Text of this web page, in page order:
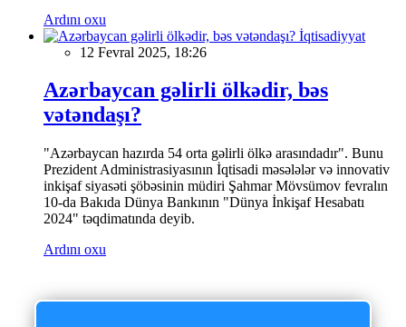
Ardını oxu
İqtisadiyyat
12 Fevral 2025, 18:26
Azərbaycan gəlirli ölkədir, bəs
vətəndaşı?
"Azərbaycan hazırda 54 orta gəlirli ölkə arasındadır". Bunu
Prezident Administrasiyasının İqtisadi məsələlər və innovativ
inkişaf siyasəti şöbəsinin müdiri Şahmar Mövsümov fevralın
10-da Bakıda Dünya Bankının "Dünya İnkişaf Hesabatı
2024" təqdimatında deyib.
Ardını oxu